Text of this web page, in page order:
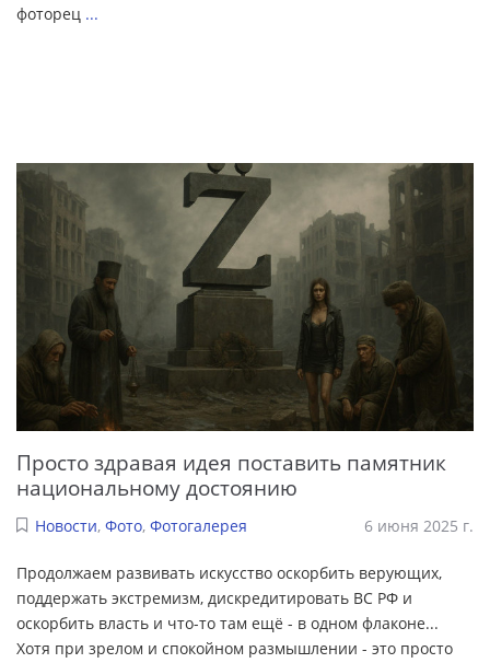
фоторец ...
Просто здравая идея поставить памятник
национальному достоянию
Новости, Фото, Фотогалерея 6 июня 2025 г.
Продолжаем развивать искусство оскорбить верующих,
поддержать экстремизм, дискредитировать ВС РФ и
оскорбить власть и что-то там ещё - в одном флаконе...
Хотя при зрелом и спокойном размышлении - это просто